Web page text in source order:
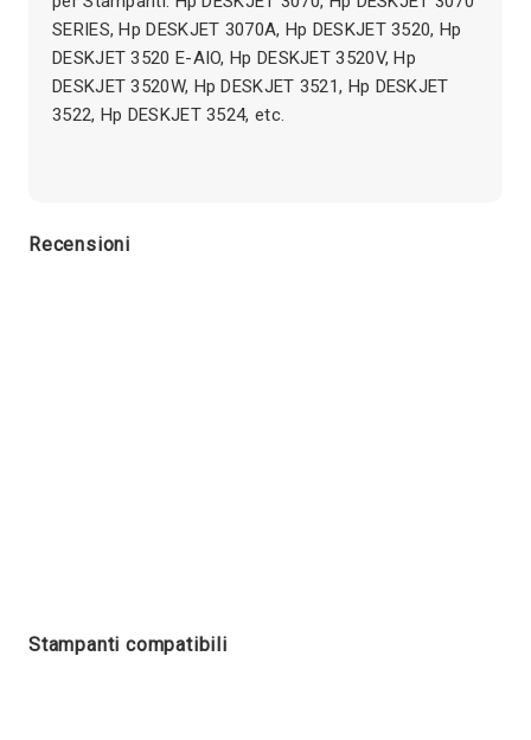
SERIES, Hp DESKJET 3070A, Hp DESKJET 3520, Hp
DESKJET 3520 E-AIO, Hp DESKJET 3520V, Hp
DESKJET 3520W, Hp DESKJET 3521, Hp DESKJET
3522, Hp DESKJET 3524, etc.
Recensioni
Stampanti compatibili